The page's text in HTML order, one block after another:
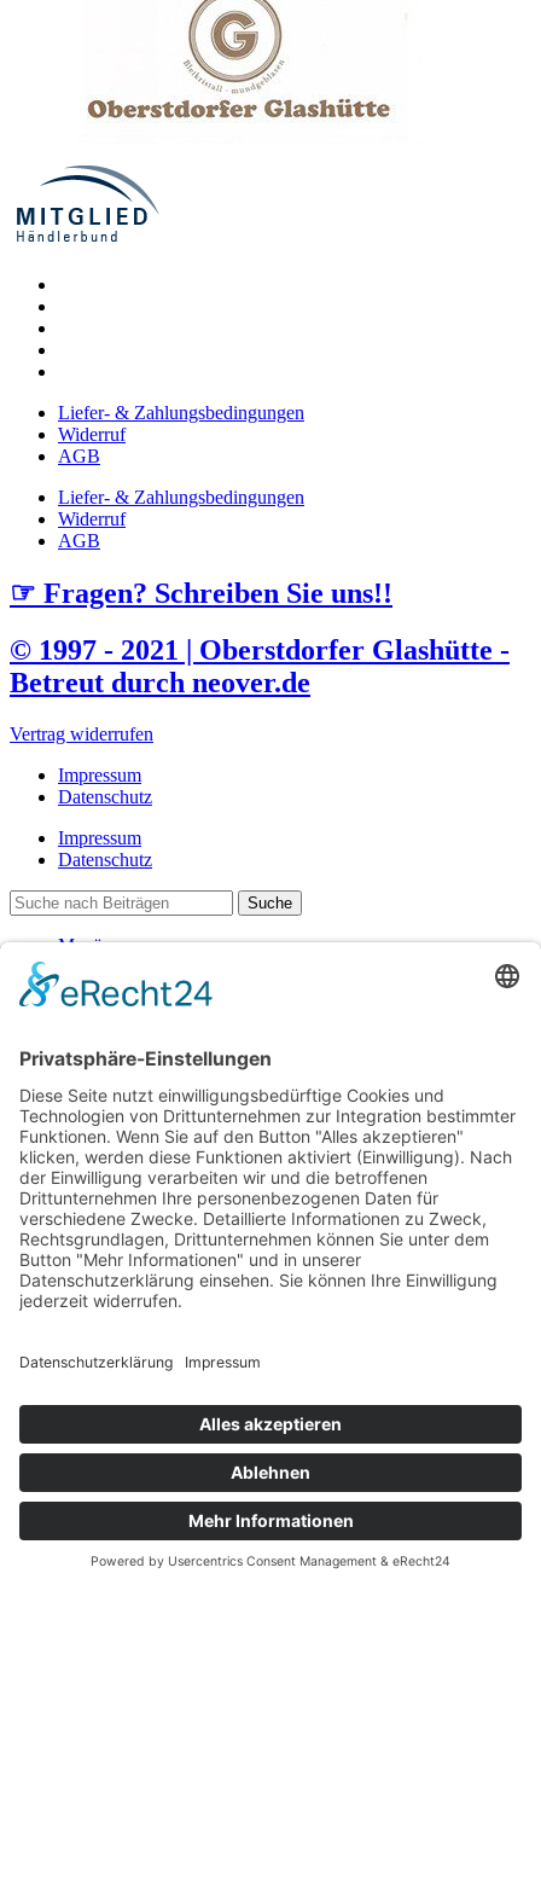
Liefer- & Zahlungsbedingungen
Widerruf
AGB
Liefer- & Zahlungsbedingungen
Widerruf
AGB
☞ Fragen? Schreiben Sie uns!!
© 1997 - 2021 | Oberstdorfer Glashütte -
Betreut durch neover.de
Vertrag widerrufen
Impressum
Datenschutz
Impressum
Datenschutz
Suche
Menü
Lege dein Kategorienmenü im Header Builder -> Mobile -> Mobile
Shop
Warenkorb
Schließen
mundgeblasen Klarglas